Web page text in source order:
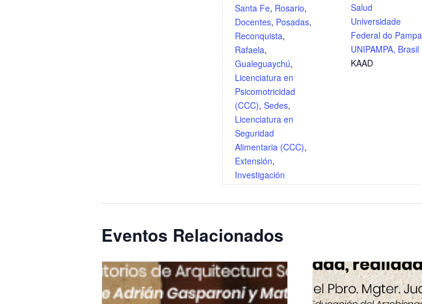
Santa Fe, Rosario,
Docentes, Posadas,
Reconquista,
Rafaela,
Gualeguaychú,
Licenciatura en
Psicomotricidad
(CCC), Sedes,
Licenciatura en
Seguridad
Alimentaria (CCC),
Extensión,
Investigación
Salud
Universidade
Federal do
UNIPAMPA, Brasil
KAAD
Eventos Relacionados